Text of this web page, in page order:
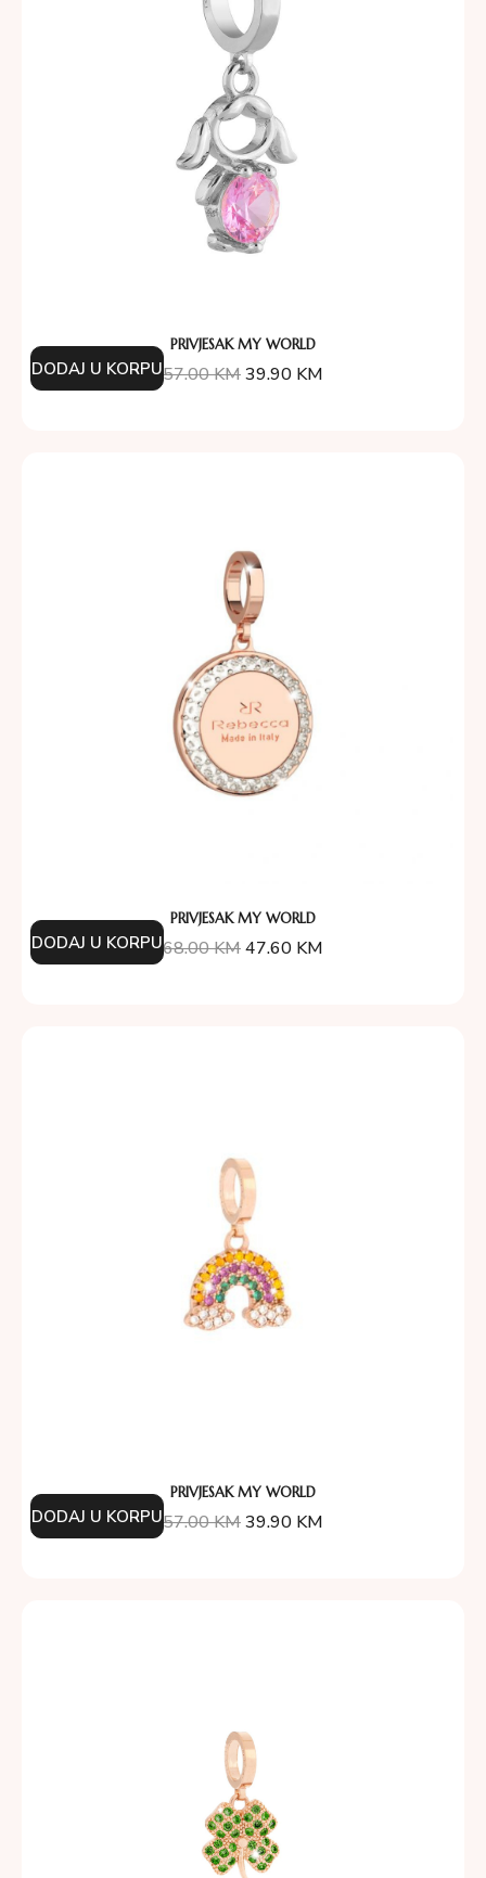
PRIVJESAK MY WORLD
57.00KM39.90 KM
DODAJ U KORPU
PRIVJESAK MY WORLD
68.00KM47.60 KM
DODAJ U KORPU
PRIVJESAK MY WORLD
57.00KM39.90 KM
DODAJ U KORPU